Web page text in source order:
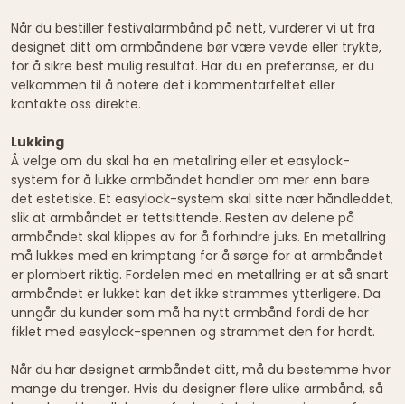
Når du bestiller festivalarmbånd på nett, vurderer vi ut fra
designet ditt om armbåndene bør være vevde eller trykte,
for å sikre best mulig resultat. Har du en preferanse, er du
velkommen til å notere det i kommentarfeltet eller
kontakte oss direkte.
Lukking
Å velge om du skal ha en metallring eller et easylock-
system for å lukke armbåndet handler om mer enn bare
det estetiske. Et easylock-system skal sitte nær håndleddet,
slik at armbåndet er tettsittende. Resten av delene på
armbåndet skal klippes av for å forhindre juks. En metallring
må lukkes med en krimptang for å sørge for at armbåndet
er plombert riktig. Fordelen med en metallring er at så snart
armbåndet er lukket kan det ikke strammes ytterligere. Da
unngår du kunder som må ha nytt armbånd fordi de har
fiklet med easylock-spennen og strammet den for hardt.
Når du har designet armbåndet ditt, må du bestemme hvor
mange du trenger. Hvis du designer flere ulike armbånd, så